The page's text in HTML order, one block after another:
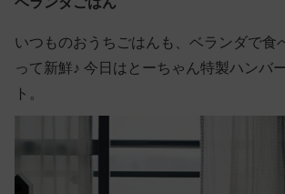
いつものおうちごはんも、ベランダで食
って新鮮♪ 今日はとーちゃん特製ハンバ
ト。